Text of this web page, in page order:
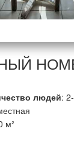
людей:
м²